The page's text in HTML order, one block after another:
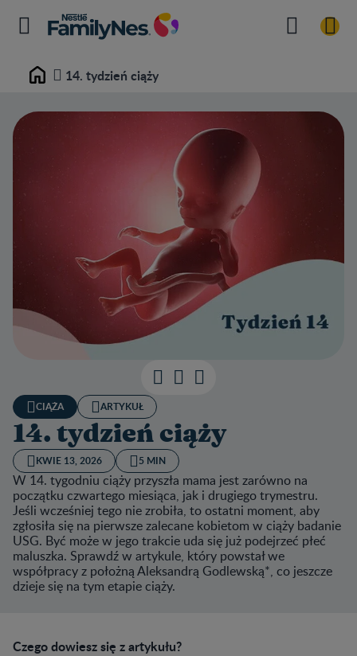
Home 14. tydzień ciąży
CIĄŻA ARTYKUŁ
14. tydzień ciąży
KWIE 13, 2026 5 MIN
W 14. tygodniu ciąży przyszła mama jest zarówno na
początku czwartego miesiąca, jak i drugiego trymestru.
Jeśli wcześniej tego nie zrobiła, to ostatni moment, aby
zgłosiła się na pierwsze zalecane kobietom w ciąży badanie
USG. Być może w jego trakcie uda się już podejrzeć płeć
maluszka. Sprawdź w artykule, który powstał we
współpracy z położną Aleksandrą Godlewską*, co jeszcze
dzieje się na tym etapie ciąży.
Czego dowiesz się z artykułu?